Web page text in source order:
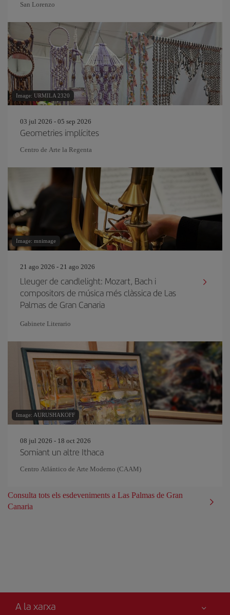
San Lorenzo
Image: URMILA 2320
03 jul 2026 - 05 sep 2026
Geometries implícites
Centro de Arte la Regenta
Image: mnimage
21 ago 2026 - 21 ago 2026
Lleuger de candlelight: Mozart, Bach i
compositors de música més clàssica de Las
Palmas de Gran Canaria
Gabinete Literario
Image: AURUSHAKOFF
08 jul 2026 - 18 oct 2026
Somiant un altre Ithaca
Centro Atlántico de Arte Moderno (CAAM)
Consulta tots els esdeveniments a Las Palmas de Gran
Canaria
A la xarxa